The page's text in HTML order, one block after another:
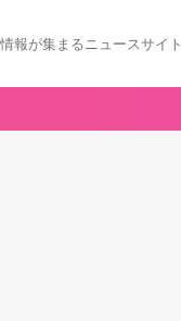
報が集まるニュースサイト